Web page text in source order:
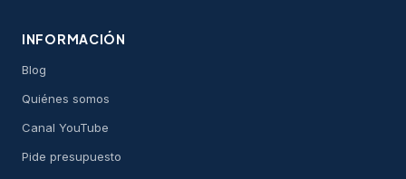
INFORMACIÓN
Blog
Quiénes somos
Canal YouTube
Pide presupuesto